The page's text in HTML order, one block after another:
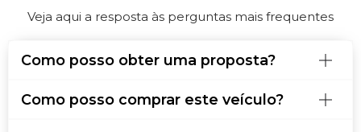
Veja aqui a resposta às perguntas mais frequentes
Como posso obter uma proposta?
Como posso comprar este veículo?